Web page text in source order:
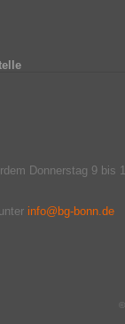
Donnerstag 9 bis
info@bg-bonn.de